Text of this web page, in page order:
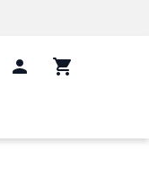
район, Вінницька